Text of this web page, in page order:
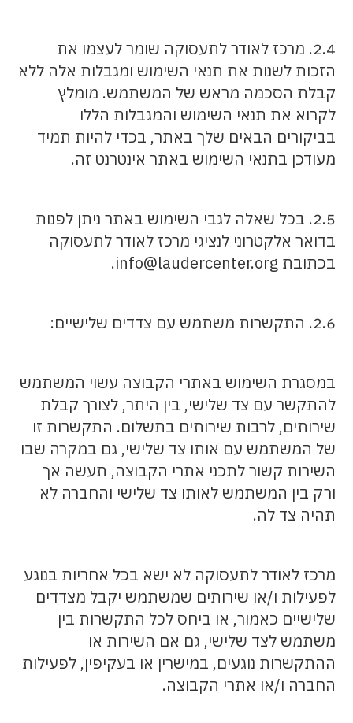
2.4. מרכז לאודר לתעסוקה שומר לעצמו את
הזכות לשנות את תנאי השימוש ומגבלות אלה ללא
קבלת הסכמה מראש של המשתמש. מומלץ
לקרוא את תנאי השימוש והמגבלות הללו
בביקורים הבאים שלך באתר, בכדי להיות תמיד
מעודכן בתנאי השימוש באתר אינטרנט זה.
2.5. בכל שאלה לגבי השימוש באתר ניתן לפנות
בדואר אלקטרוני לנציגי מרכז לאודר לתעסוקה
בכתובת info@laudercenter.org.
2.6. התקשרות משתמש עם צדדים שלישיים:
במסגרת השימוש באתרי הקבוצה עשוי המשתמש
להתקשר עם צד שלישי, בין היתר, לצורך קבלת
שירותים, לרבות שירותים בתשלום. התקשרות זו
של המשתמש עם אותו צד שלישי, גם במקרה שבו
השירות קשור לתכני אתרי הקבוצה, תעשה אך
ורק בין המשתמש לאותו צד שלישי והחברה לא
תהיה צד לה.
מרכז לאודר לתעסוקה לא ישא בכל אחריות בנוגע
לפעילות ו/או שירותים שמשתמש יקבל מצדדים
שלישיים כאמור, או ביחס לכל התקשרות בין
משתמש לצד שלישי, גם אם השירות או
ההתקשרות נוגעים, במישרין או בעקיפין, לפעילות
החברה ו/או אתרי הקבוצה.